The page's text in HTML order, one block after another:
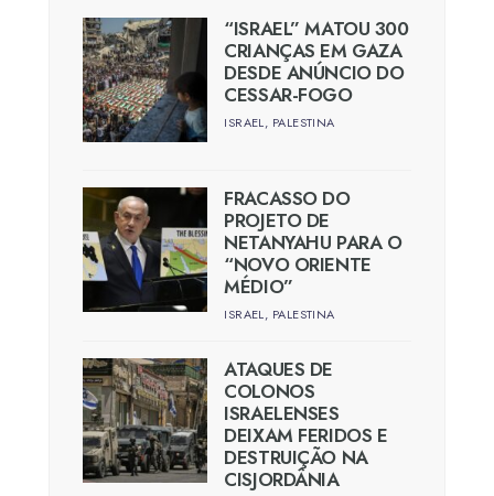
“ISRAEL” MATOU 300
CRIANÇAS EM GAZA
DESDE ANÚNCIO DO
CESSAR-FOGO
ISRAEL, PALESTINA
FRACASSO DO
PROJETO DE
NETANYAHU PARA O
“NOVO ORIENTE
MÉDIO”
ISRAEL, PALESTINA
ATAQUES DE
COLONOS
ISRAELENSES
DEIXAM FERIDOS E
DESTRUIÇÃO NA
CISJORDÂNIA